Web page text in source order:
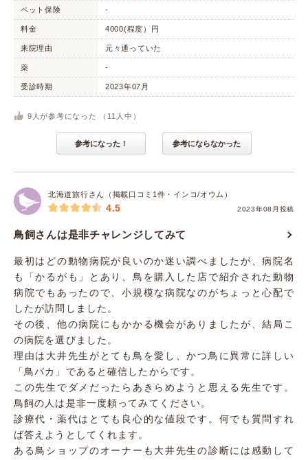
ペット保険 -
料金 4000(程度）円
来院理由 元々通っていた
薬 -
受診時期 2023年07月
9 人が参考になった （ 11 人中）
参考になった！ 参考にならなかった
北海道旅行さん（掲載口コミ1件・インコ/オウム）
2023年08月投稿
4.5
鳥飼さんは是非チャレンジしてみて
最初はどの動物病院が良いのか迷い調べましたが、病院名
も「かるがも」とあり、鳥を購入した店で紹介された動物
病院でもあったので、小規模な病院なのがちょっと心配で
したが訪問しました。
その後、他の病院にもかかる機会がありましたが、結局こ
の病院を選びました。
理由は大井先生がとても鳥を愛し、かつ鳥に異常に詳しい
「鳥バカ」であると確信したからです。
この先生でダメだったらあきらめようと思える先生です。
鳥飼の人は是非一度頼ってみてください。
診療代・薬代はとても良心的な値段です。何でも質問すれ
ば答えようとしてくれます。
ある鳥ショップのオーナーも大井先生の診断には感動して